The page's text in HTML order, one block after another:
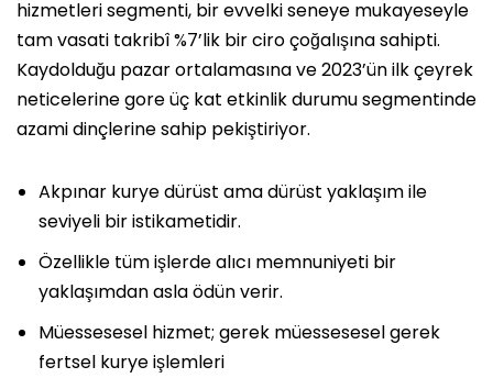
hizmetleri segmenti, bir evvelki seneye mukayeseyle
tam vasati takribî %7’lik bir ciro çoğalışına sahipti.
Kaydolduğu pazar ortalamasına ve 2023’ün ilk çeyrek
neticelerine gore üç kat etkinlik durumu segmentinde
azami dinçlerine sahip pekiştiriyor.
Akpınar kurye dürüst ama dürüst yaklaşım ile
seviyeli bir istikametidir.
Özellikle tüm işlerde alıcı memnuniyeti bir
yaklaşımdan asla ödün verir.
Müessesesel hizmet; gerek müessesesel gerek
fertsel kurye işlemleri